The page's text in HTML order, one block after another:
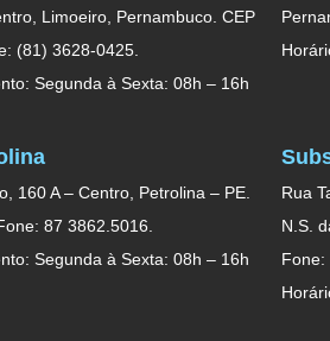
Limoeiro, Pernambuco. CEP
(81) 3628-0425.
Segunda à Sexta: 08h – 16h
160 A – Centro, Petrolina – PE.
87 3862.5016.
Segunda à Sexta: 08h – 16h
Rua
N.S.
Fone: